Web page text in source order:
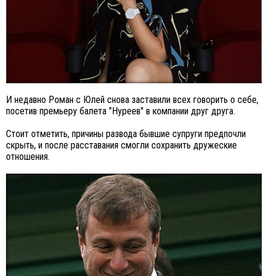
И недавно Роман с Юлей снова заставили всех говорить о себе,
посетив премьеру балета "Нуреев" в компании друг друга.
Стоит отметить, причины развода бывшие супруги предпочли
скрыть, и после расставания смогли сохранить дружеские
отношения.